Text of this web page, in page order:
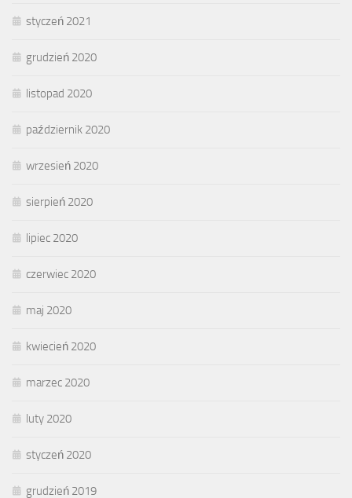
styczeń 2021
grudzień 2020
listopad 2020
październik 2020
wrzesień 2020
sierpień 2020
lipiec 2020
czerwiec 2020
maj 2020
kwiecień 2020
marzec 2020
luty 2020
styczeń 2020
grudzień 2019